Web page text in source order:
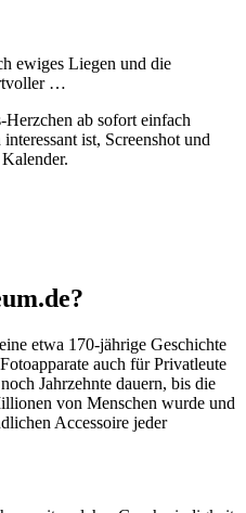
ewiges Liegen und die
…
ab sofort einfach
ist, Screenshot und
etwa 170-jährige Geschichte
auch für Privatleute
Jahrzehnte dauern, bis die
von Menschen wurde und
Accessoire jeder